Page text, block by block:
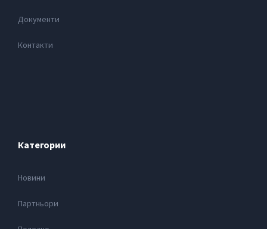
Документи
Контакти
Категории
Новини
Партньори